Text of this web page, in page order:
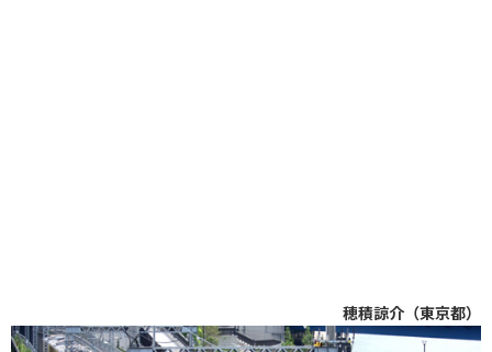
穂積諒介（東京都）